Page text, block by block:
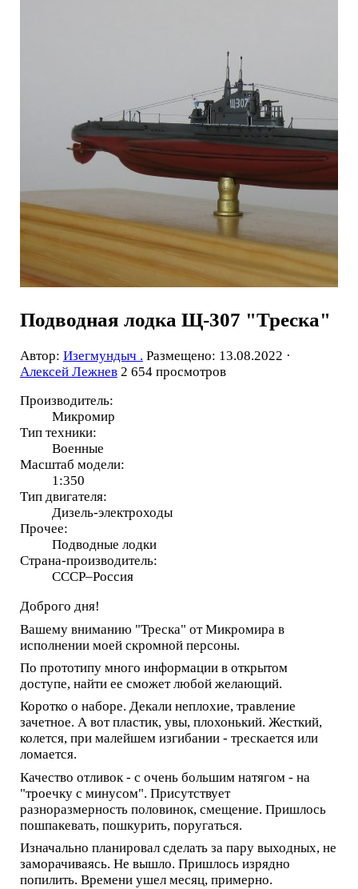
Подводная лодка Щ-307 "Треска"
Автор: Изегмундыч . Размещено: 13.08.2022 ·
Алексей Лежнев 2 654 просмотров
Производитель:
Микромир
Тип техники:
Военные
Масштаб модели:
1:350
Тип двигателя:
Дизель-электроходы
Прочее:
Подводные лодки
Страна-производитель:
СССР–Россия
Доброго дня!
Вашему вниманию "Треска" от Микромира в
исполнении моей скромной персоны.
По прототипу много информации в открытом
доступе, найти ее сможет любой желающий.
Коротко о наборе. Декали неплохие, травление
зачетное. А вот пластик, увы, плохонький. Жесткий,
колется, при малейшем изгибании - трескается или
ломается.
Качество отливок - с очень большим натягом - на
"троечку с минусом". Присутствует
разноразмерность половинок, смещение. Пришлось
пошпакевать, пошкурить, поругаться.
Изначально планировал сделать за пару выходных, не
заморачиваясь. Не вышло. Пришлось изрядно
попилить. Времени ушел месяц, примерно.